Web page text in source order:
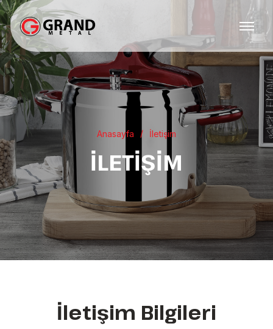
Anasayfa İletişim
İLETIŞIM
İletişim Bilgileri